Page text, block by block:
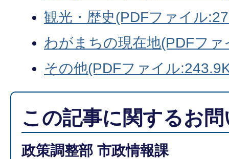
観光・歴史(PDFファイル
わがまちの現在地(PDFフ
その他(PDFファイル
この記事に関するお
政策調整部 市政情報課